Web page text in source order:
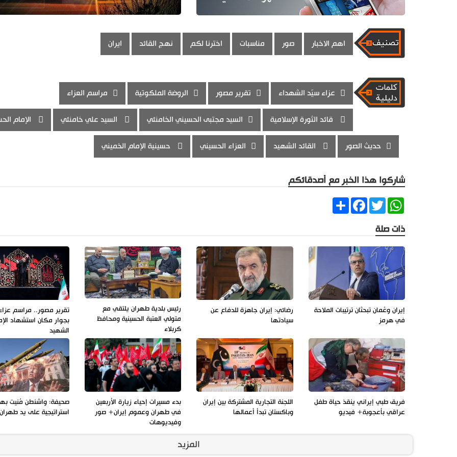
اهم الاخبار صور مناسبات اخترنا لكم نهج القائد ايران
عزاء سيّد الشهداء تقرير مصور الروضة الملكوتية مراسم العزاء
قائد الثورة الإسلامية السيد مجتبى الحسيني الخامنئي السيد علي خامنئي الإمام
حديث الصور القائد الشهيد العزاء الحسيني حسينية الإمام الخميني
شاركوا هذا الخبر مع أصدقائكم
ShareFacebookTwitter
WhatsApp
ذات صلة
إيران وعُمان تبحثان ترتيبات الملاحة
في هرمز
رضائي: إيران جاهزة للدفاع عن
سيادتها
رئيس بلدية طهران يلتقي مع
متولي العتبة الحسينية ومحافظ
كربلاء
تقرير مصور.. مراسم عزاء
بجوار مكان استشهاد
الشهيد
فريق طبي إيراني ينقذ حياة طفل
عراقي بأعجوبة+ فيديو
اللجنة التجارية المشتركة بين إيران
وباكستان تبدأ أعمالها
بدء مسيرات إحياء زيارة الأربعين
في طهران وعموم إيران+ صور
وفيديوهات
صحيفة: واشنطن مُنيت
استراتيجية على يد
المزيد